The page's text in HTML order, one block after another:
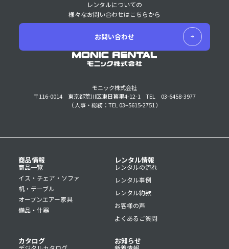
モニック株式会社
〒116-0014 東京都荒川区東日暮里4-12-1
TEL 03-6458-3977
（ 人事・総務：TEL 03–5615-2751 ）
レンタルについての
様々なお問い合わせはこちらから
お問い合わせ
商品情報
商品一覧
イス・チェア・ソファ
机・テーブル
オープンエアー家具
備品・什器
レンタル情報
レンタルの流れ
レンタル事例
レンタル約款
お客様の声
よくあるご質問
カタログ お知らせ